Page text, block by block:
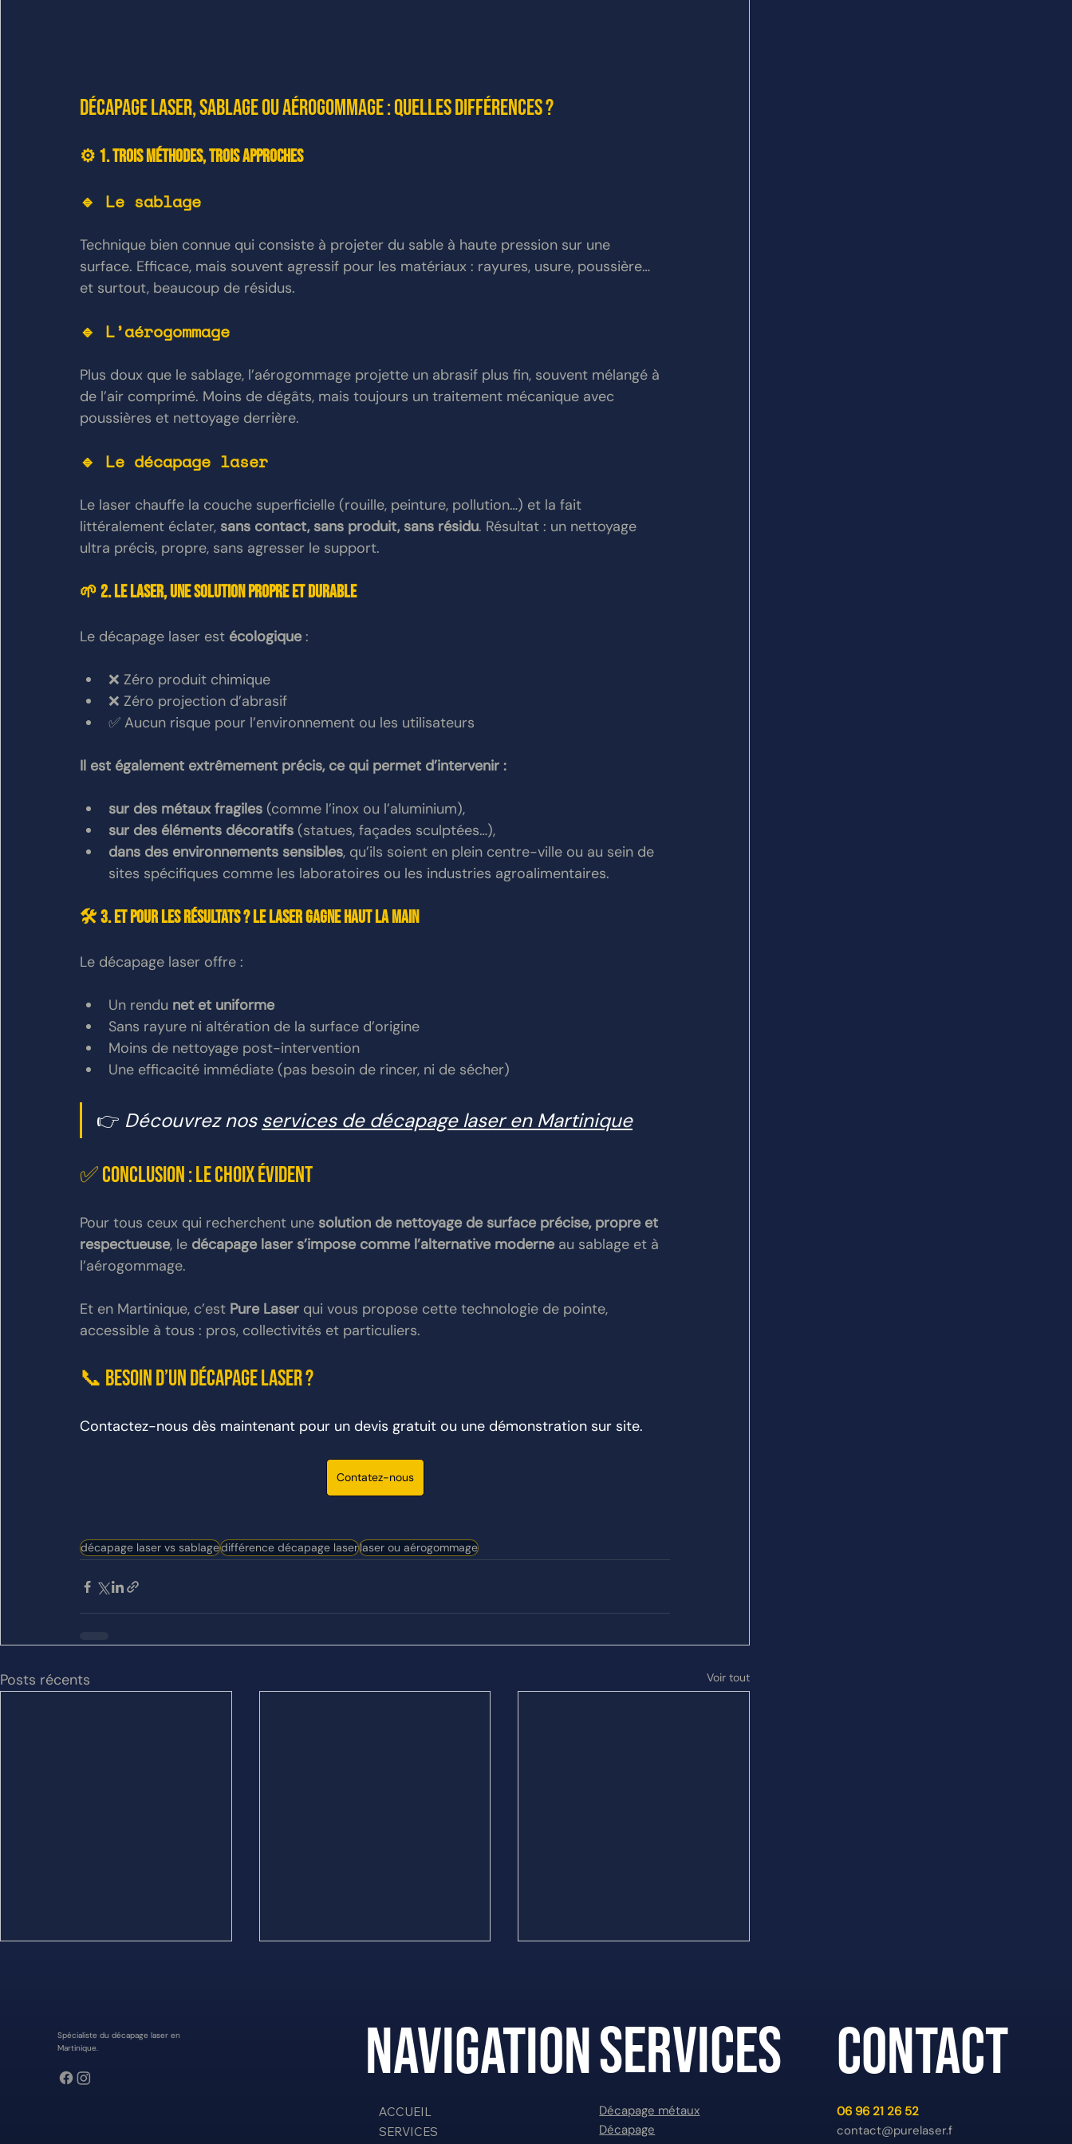
Décapage laser, sablage ou aérogommage : quelles différences ?
⚙️ 1. Trois méthodes, trois approches
🔹 Le sablage
Technique bien connue qui consiste à projeter du sable à haute pression sur une
surface. Efficace, mais souvent agressif pour les matériaux : rayures, usure, poussière…
et surtout, beaucoup de résidus.
🔹 L’aérogommage
Plus doux que le sablage, l’aérogommage projette un abrasif plus fin, souvent mélangé à
de l’air comprimé. Moins de dégâts, mais toujours un traitement mécanique avec
poussières et nettoyage derrière.
🔹 Le décapage laser
Le laser chauffe la couche superficielle (rouille, peinture, pollution…) et la fait
littéralement éclater, sans contact, sans produit, sans résidu. Résultat : un nettoyage
ultra précis, propre, sans agresser le support.
🌱 2. Le laser, une solution propre et durable
Le décapage laser est écologique :
❌ Zéro produit chimique
❌ Zéro projection d’abrasif
✅ Aucun risque pour l’environnement ou les utilisateurs
Il est également extrêmement précis, ce qui permet d’intervenir :
sur des métaux fragiles (comme l’inox ou l’aluminium),
sur des éléments décoratifs (statues, façades sculptées…),
dans des environnements sensibles, qu’ils soient en plein centre-ville ou au sein de
sites spécifiques comme les laboratoires ou les industries agroalimentaires.
🛠️ 3. Et pour les résultats ? Le laser gagne haut la main
Le décapage laser offre :
Un rendu net et uniforme
Sans rayure ni altération de la surface d’origine
Moins de nettoyage post-intervention
Une efficacité immédiate (pas besoin de rincer, ni de sécher)
👉 Découvrez nos services de décapage laser en Martinique
✅ Conclusion : le choix évident
Pour tous ceux qui recherchent une solution de nettoyage de surface précise, propre et
respectueuse, le décapage laser s’impose comme l’alternative moderne au sablage et à
l’aérogommage.
Et en Martinique, c’est Pure Laser qui vous propose cette technologie de pointe,
accessible à tous : pros, collectivités et particuliers.
📞 Besoin d’un décapage laser ?
Contactez-nous dès maintenant pour un devis gratuit ou une démonstration sur site.
Contatez-nous
décapage laser vs sablagedifférence décapage laserlaser ou aérogommage
Posts récents Voir tout
jantes de voiture avec le décapage
usages pour les collectivités ?
Spécialiste du décapage laser en
Martinique.
NAVIGATION
ACCUEIL
SERVICES
Services
Décapage métaux
Décapage
contact
06 96 21 26 52
contact@purelaser.f